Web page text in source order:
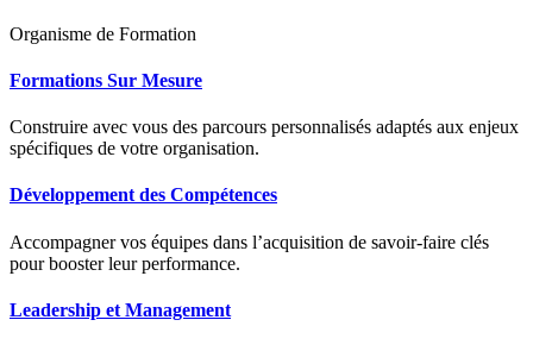
Organisme de Formation
Formations Sur Mesure
Construire avec vous des parcours personnalisés adaptés aux enjeux
spécifiques de votre organisation.
Développement des Compétences
Accompagner vos équipes dans l’acquisition de savoir-faire clés
pour booster leur performance.
Leadership et Management